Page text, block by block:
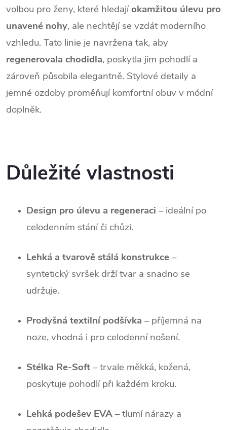
volbou pro ženy, které hledajíokamžitou úlevu pro
unavené nohy, ale nechtějí se vzdát moderního
vzhledu. Tato linie je navržena tak, aby
regenerovala chodidla, poskytla jim pohodlí a
zároveň působila elegantně. Stylové detaily a
jemné ozdoby proměňují komfortní obuv v módní
doplněk.
Důležité vlastnosti
Design pro úlevu a regeneraci – ideální po
celodenním stání či chůzi.
Lehká a tvarově stálá konstrukce–
syntetický svršek drží tvar a snadno se
udržuje.
Prodyšná textilní podšívka – příjemná na
noze, vhodná i pro celodenní nošení.
Stélka Re-Soft– trvale měkká, kožená,
poskytuje pohodlí při každém kroku.
Lehká podešev EVA– tlumí nárazy a